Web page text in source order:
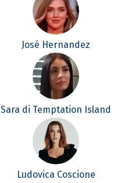
José Hernandez
Sara di Temptation Island
Ludovica Coscione